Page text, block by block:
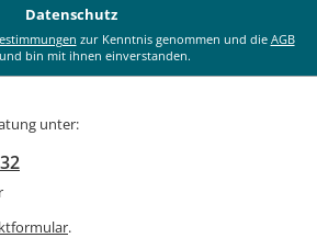
Datenschutz
zur Kenntnis genommen und die AGB
bin mit ihnen einverstanden.
unter:
.